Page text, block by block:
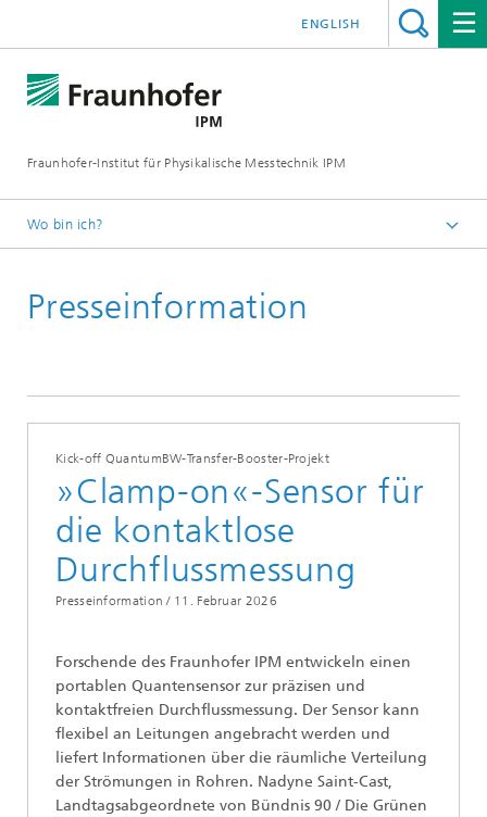
Fraunhofer-Institut für Physikalische Messtechnik IPM
ENGLISH
Wo bin ich?
Presse | Publikationen
Presseinformation
Kick-off QuantumBW-Transfer-Booster-Projekt
»Clamp-on«-Sensor für
die kontaktlose
Durchflussmessung
Presseinformation / 11. Februar 2026
Forschende des Fraunhofer IPM entwickeln einen
portablen Quantensensor zur präzisen und
kontaktfreien Durchflussmessung. Der Sensor kann
flexibel an Leitungen angebracht werden und
liefert Informationen über die räumliche Verteilung
der Strömungen in Rohren. Nadyne Saint-Cast,
Landtagsabgeordnete von Bündnis 90 / Die Grünen